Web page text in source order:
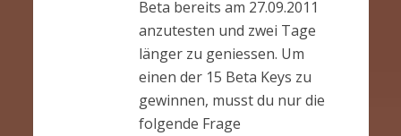
Beta bereits am 27.09.2011
anzutesten und zwei Tage
länger zu geniessen. Um
einen der 15 Beta Keys zu
gewinnen, musst du nur die
folgende Frage